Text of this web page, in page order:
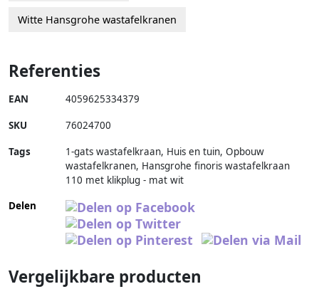
Witte Hansgrohe wastafelkranen
Referenties
EAN 4059625334379
SKU 76024700
Tags
1-gats wastafelkraan, Huis en tuin, Opbouw
wastafelkranen, Hansgrohe finoris wastafelkraan
110 met klikplug - mat wit
Delen
Vergelijkbare producten